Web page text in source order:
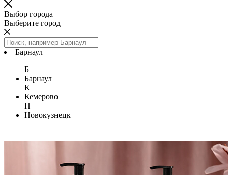
Выбор города
Выберите город
Барнаул
Б
Барнаул
К
Кемерово
Н
Новокузнецк